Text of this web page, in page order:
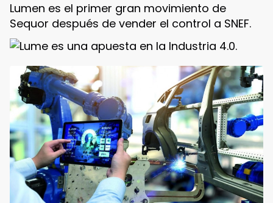
Lumen es el primer gran movimiento de
Sequor después de vender el control a SNEF.